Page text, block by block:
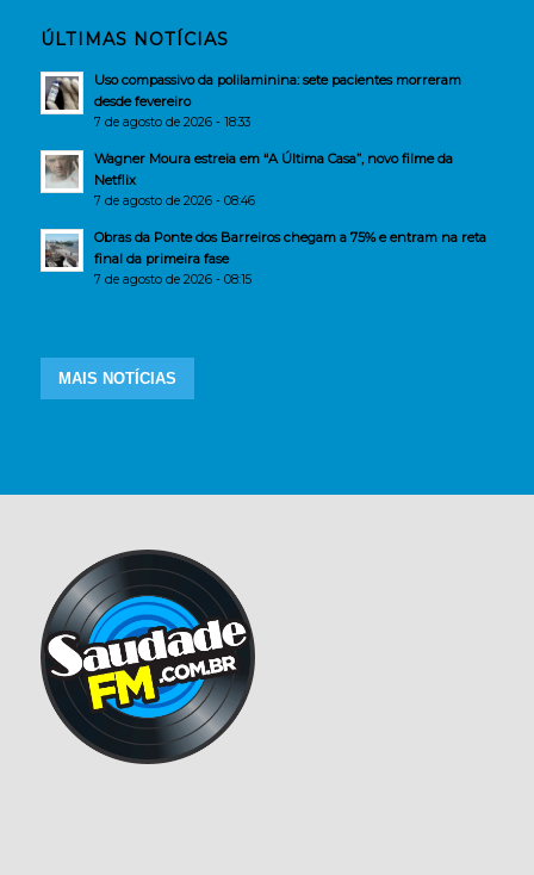
ÚLTIMAS NOTÍCIAS
Uso compassivo da polilaminina: sete pacientes morreram
desde fevereiro
7 de agosto de 2026 - 18:33
Wagner Moura estreia em “A Última Casa”, novo filme da
Netflix
7 de agosto de 2026 - 08:46
Obras da Ponte dos Barreiros chegam a 75% e entram na reta
final da primeira fase
7 de agosto de 2026 - 08:15
MAIS NOTÍCIAS